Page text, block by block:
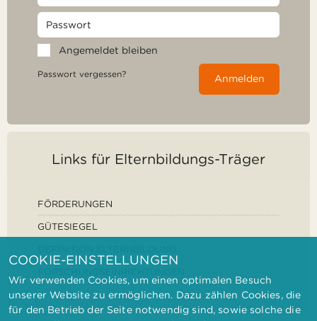
Angemeldet bleiben
Passwort vergessen? Anmelden
Links für Elternbildungs-Träger
FÖRDERUNGEN
GÜTESIEGEL
COOKIE-EINSTELLUNGEN
Wir verwenden Cookies, um einen optimalen Besuch
unserer Website zu ermöglichen. Dazu zählen Cookies, die
für den Betrieb der Seite notwendig sind, sowie solche die